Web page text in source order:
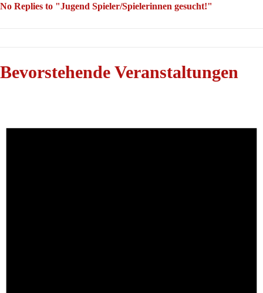
No Replies to "Jugend Spieler/Spielerinnen gesucht!"
Bevorstehende Veranstaltungen